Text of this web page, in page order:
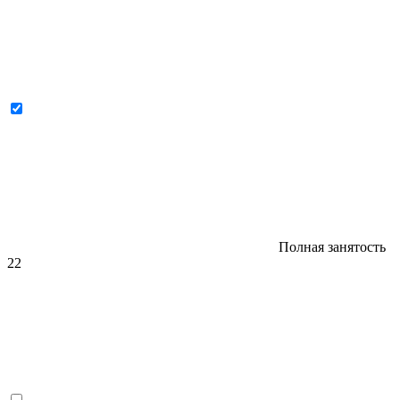
Полная занятость
22